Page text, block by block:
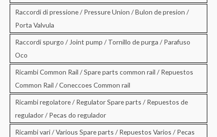
Raccordi di pressione / Pressure Union / Bulon de presion /
Porta Valvula
Raccordi spurgo / Joint pump / Tornillo de purga / Parafuso
Oco
Ricambi Common Rail / Spare parts common rail / Repuestos
Common Rail / Coneccoes Common rail
Ricambi regolatore / Regulator Spare parts / Repuestos de
regulador / Pecas do regulador
Ricambi vari / Various Spare parts / Repuestos Varios / Pecas